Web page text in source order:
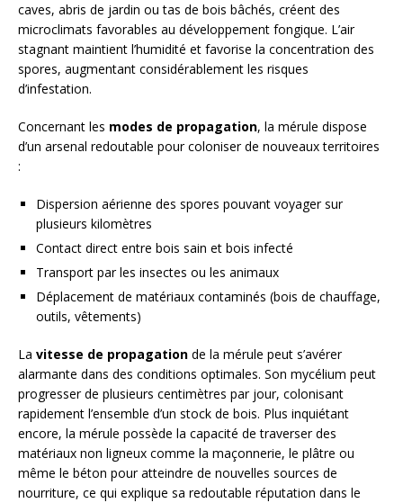
caves, abris de jardin ou tas de bois bâchés, créent des
microclimats favorables au développement fongique. L’air
stagnant maintient l’humidité et favorise la concentration des
spores, augmentant considérablement les risques
d’infestation.
Concernant les modes de propagation, la mérule dispose
d’un arsenal redoutable pour coloniser de nouveaux territoires
:
Dispersion aérienne des spores pouvant voyager sur
plusieurs kilomètres
Contact direct entre bois sain et bois infecté
Transport par les insectes ou les animaux
Déplacement de matériaux contaminés (bois de chauffage,
outils, vêtements)
La vitesse de propagation de la mérule peut s’avérer
alarmante dans des conditions optimales. Son mycélium peut
progresser de plusieurs centimètres par jour, colonisant
rapidement l’ensemble d’un stock de bois. Plus inquiétant
encore, la mérule possède la capacité de traverser des
matériaux non ligneux comme la maçonnerie, le plâtre ou
même le béton pour atteindre de nouvelles sources de
nourriture, ce qui explique sa redoutable réputation dans le